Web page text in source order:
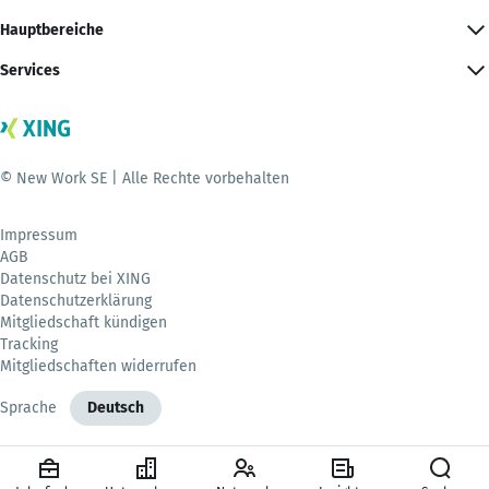
Hauptbereiche
Services
© New Work SE | Alle Rechte vorbehalten
Impressum
AGB
Datenschutz bei XING
Datenschutzerklärung
Mitgliedschaft kündigen
Tracking
Mitgliedschaften widerrufen
Sprache Deutsch